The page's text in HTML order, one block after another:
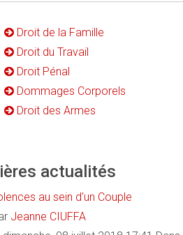
Droit de la Famille
Droit du Travail
Droit Pénal
Dommages Corporels
Droit des Armes
actualités
au sein d'un Couple
Jeanne CIUFFA